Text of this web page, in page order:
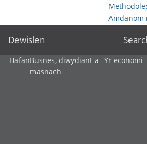
Amdanom
Dewislen
HafanBusnes, diwydiant a
masnach
Yr economi